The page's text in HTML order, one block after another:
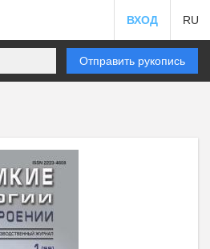
ВХОД RU
Отправить рукопись